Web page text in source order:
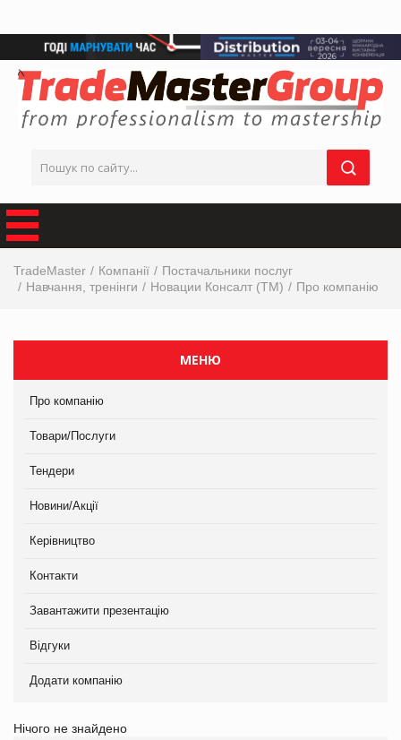
TradeMaster Компанії
Постачальники послуг
Навчання, тренінги
Новации Консалт (ТМ) Про компанію
МЕНЮ
Про компанію
Товари/Послуги
Тендери
Новини/Акції
Керівництво
Контакти
Завантажити презентацію
Відгуки
Додати компанію
Нічого не знайдено